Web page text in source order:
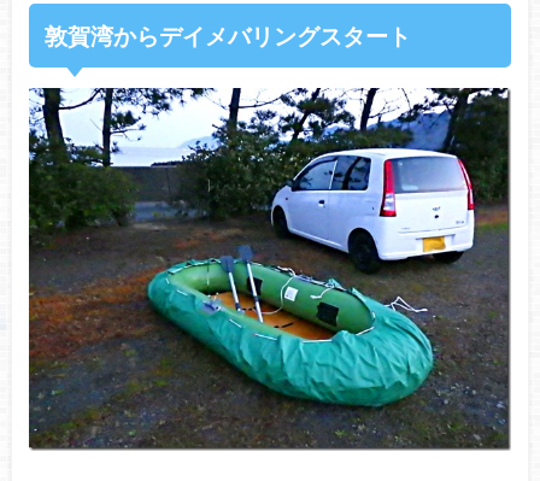
敦賀湾からデイメバリングスタート